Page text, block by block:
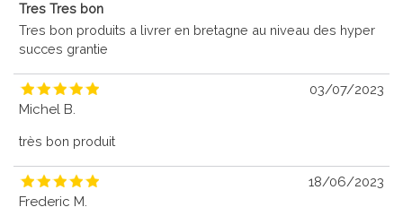
Tres Tres bon
Tres bon produits a livrer en bretagne au niveau des hyper
succes grantie
03/07/2023
Michel B.
très bon produit
18/06/2023
Frederic M.